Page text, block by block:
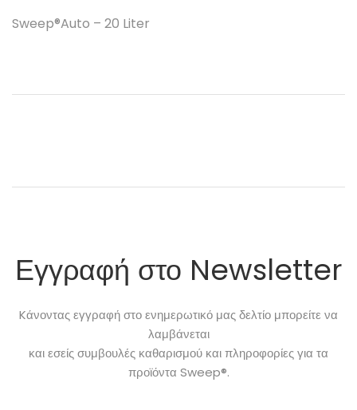
Sweep®Auto – 20 Liter
Εγγραφή στο Newsletter
Kάνοντας εγγραφή στο ενημερωτικό μας δελτίο μπορείτε να
λαμβάνεται
και εσείς συμβουλές καθαρισμού και πληροφορίες για τα
προϊόντα Sweep®.